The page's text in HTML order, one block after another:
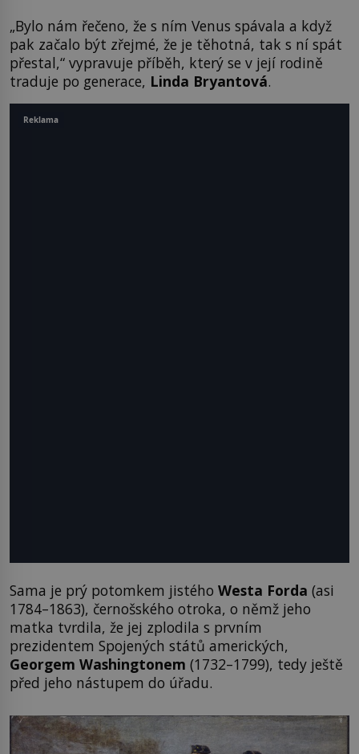
„Bylo nám řečeno, že s ním Venus spávala a když
pak začalo být zřejmé, že je těhotná, tak s ní spát
přestal,“ vypravuje příběh, který se v její rodině
traduje po generace, Linda Bryantová.
Sama je prý potomkem jistého Westa Forda (asi
1784–1863), černošského otroka, o němž jeho
matka tvrdila, že jej zplodila s prvním
prezidentem Spojených států amerických,
Georgem Washingtonem (1732–1799), tedy ještě
před jeho nástupem do úřadu.
Reklama